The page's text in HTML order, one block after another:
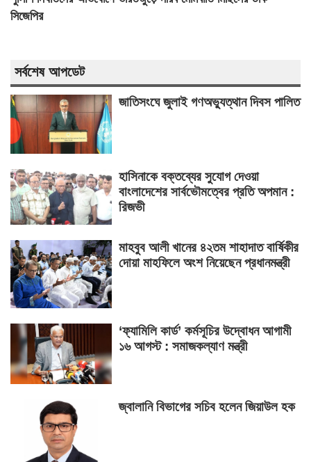
সিজেপির
সর্বশেষ আপডেট
জাতিসংঘে জুলাই গণঅভ্যুত্থান দিবস পালিত
হাসিনাকে বক্তব্যের সুযোগ দেওয়া
বাংলাদেশের সার্বভৌমত্বের প্রতি অপমান :
রিজভী
মাহবুব আলী খানের ৪২তম শাহাদাত বার্ষিকীর
দোয়া মাহফিলে অংশ নিয়েছেন প্রধানমন্ত্রী
‘ফ্যামিলি কার্ড’ কর্মসূচির উদ্বোধন আগামী
১৬ আগস্ট : সমাজকল্যাণ মন্ত্রী
জ্বালানি বিভাগের সচিব হলেন জিয়াউল হক